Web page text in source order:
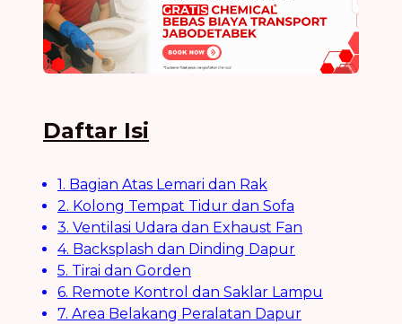
Daftar Isi
1. Bagian Atas Lemari dan Rak
2. Kolong Tempat Tidur dan Sofa
3. Ventilasi Udara dan Exhaust Fan
4. Backsplash dan Dinding Dapur
5. Tirai dan Gorden
6. Remote Kontrol dan Saklar Lampu
7. Area Belakang Peralatan Dapur